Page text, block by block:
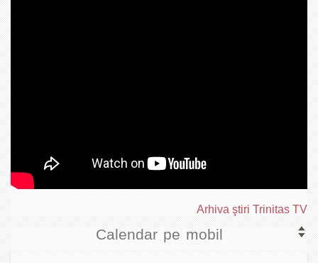
Arhiva ştiri Trinitas TV
Calendar pe mobil